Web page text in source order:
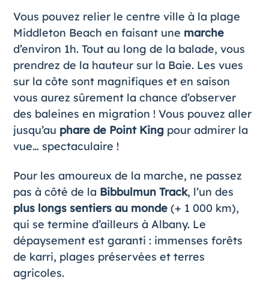
Vous pouvez relier le centre ville à la plage
Middleton Beach en faisant une marche
d’environ 1h. Tout au long de la balade, vous
prendrez de la hauteur sur la Baie. Les vues
sur la côte sont magnifiques et en saison
vous aurez sûrement la chance d’observer
des baleines en migration ! Vous pouvez aller
jusqu’au phare de Point Kingpour admirer la
vue… spectaculaire !
Pour les amoureux de la marche, ne passez
pas à côté de la Bibbulmun Track, l’un des
plus longs sentiers au monde(+ 1 000 km),
qui se termine d’ailleurs à Albany. Le
dépaysement est garanti : immenses forêts
de karri, plages préservées et terres
agricoles.